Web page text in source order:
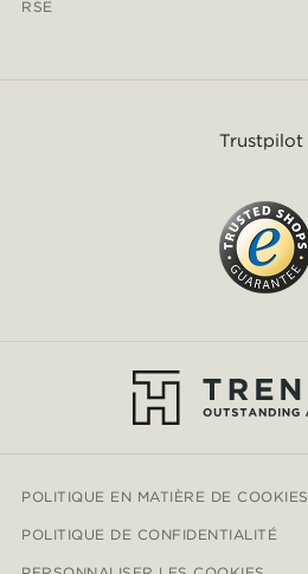
RSE
Trustpilot
POLITIQUE EN MATIÈRE DE COOKIES
POLITIQUE DE CONFIDENTIALITÉ